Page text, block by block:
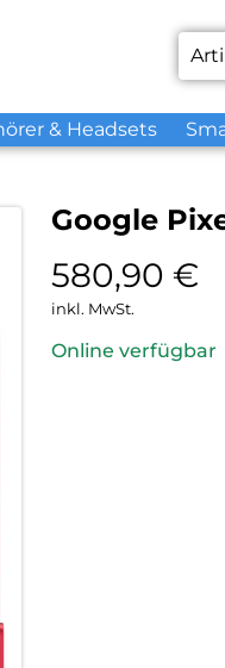
& Headsets
Google
580,90 €
inkl. MwSt.
Online verfügbar